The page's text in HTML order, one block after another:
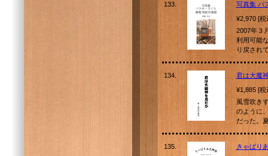
133.
写真集 パ
¥2,970 [
2007年３
利用可能
り戻され
134.
君は大魔
¥1,885 [
風雪吹き
のように
だった。
135.
きゃばり